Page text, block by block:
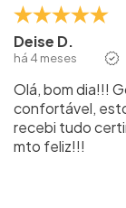
Deise D.
há 4 meses
Olá, bom dia!!!
confortável,
recebi tudo
mto feliz!!!